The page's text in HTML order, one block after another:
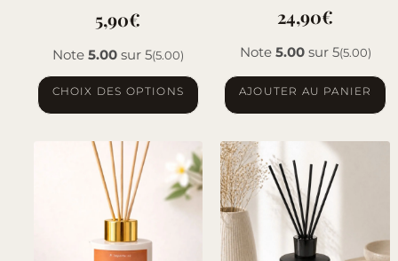
5,90€
Note 5.00sur 5(5.00)
CHOIX DES OPTIONS
Ce
plusieurs
variations.
Les
options
peuvent
24,90€
Note 5.00sur 5(5.00)
AJOUTER AU PANIER